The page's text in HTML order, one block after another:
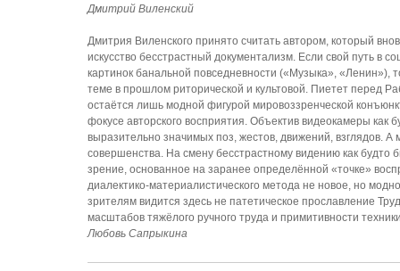
Дмитрий Виленский
Дмитрия Виленского принято считать автором, который
искусство бесстрастный документализм. Если свой путь в
картинок банальной повседневности («Музыка», «Ленин»),
теме в прошлом риторической и культовой. Пиетет перед
остаётся лишь модной фигурой мировоззренческой
фокусе авторского восприятия. Объектив видеокамеры как
выразительно значимых поз, жестов, движений, взглядов. А
совершенства. На смену бесстрастному видению как будто
зрение, основанное на заранее определённой «точке»
диалектико-материалистического метода не новое, но
зрителям видится здесь не патетическое прославление
масштабов тяжёлого ручного труда и примитивности
Любовь Сапрыкина